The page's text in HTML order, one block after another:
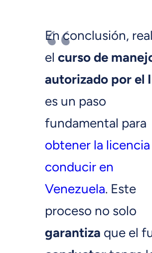
En conclusión,
el curso de
autorizado por el
es un paso
fundamental para
obtener la
conducir en
Venezuela. Este
proceso no solo
garantiza que el